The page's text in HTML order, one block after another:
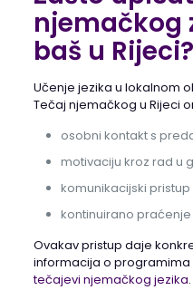
njemačkog
baš u Rijeci?
Učenje jezika u lokalnom
Tečaj njemačkog u Rijeci
osobni kontakt s
motivaciju kroz rad u
komunikacijski pristup
kontinuirano
Ovakav pristup daje
informacija o
tečajevi njemačkog jezika.